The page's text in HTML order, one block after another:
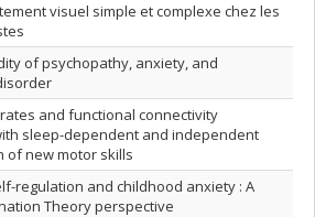
visuel simple et complexe chez les
of psychopathy, anxiety, and
and functional connectivity
sleep-dependent and independent
of new motor skills
regulation and childhood anxiety : A
Theory perspective